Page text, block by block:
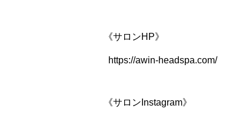
《サロンHP》
https://awin-headspa.com/
《サロンInstagram》